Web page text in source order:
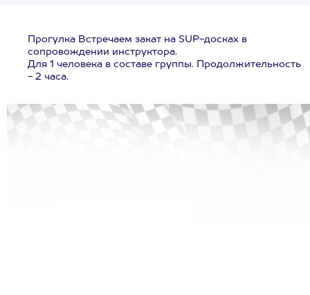
Прогулка Встречаем закат на SUP-досках в
сопровождении инструктора.
Для 1 человека в составе группы. Продолжительность
- 2 часа.